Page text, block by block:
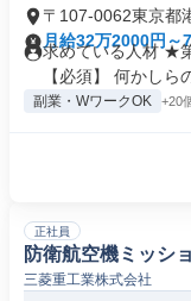
〒107-0062東京都
月給32万2000円～
求めている人材 ★
【必須】 何かしら
副業・WワークOK +20
正社員
防衛航空機ミッシ
三菱重工業株式会社